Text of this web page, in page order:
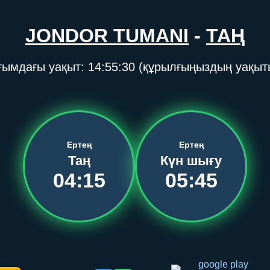
JONDOR TUMANI - ТАҢ
уақыт: 14:55:30 (құрылғыңыздың
Ертең
Таң
04:15
Ертең
Күн шығу
05:45